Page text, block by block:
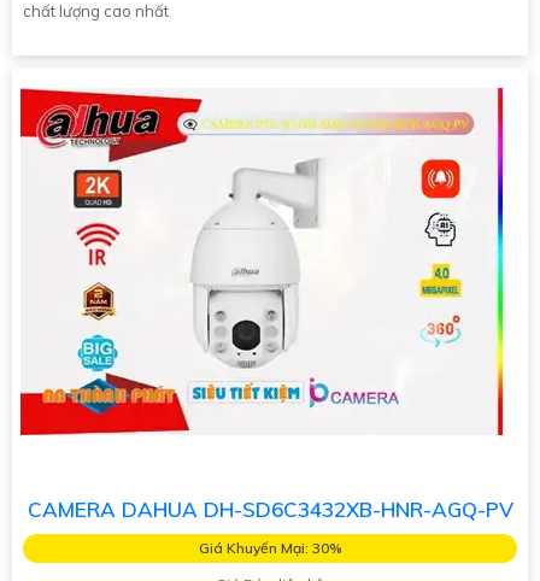
chất lượng cao nhất
CAMERA DAHUA DH-SD6C3432XB-HNR-AGQ-PV
Giá Khuyến Mại: 30%